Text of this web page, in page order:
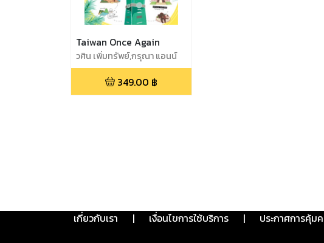
Taiwan Once Again
วศิน เพิ่มทรัพย์,กรุณา แอนน์
ตามี,จิตตานันท์ ทองทับ,ณัฐพร
สถิตย์ถาวรชัย349.00 ฿
เกี่ยวกับเรา | เงื่อนไขการใช้บริการ | ประกาศการคุ้ม